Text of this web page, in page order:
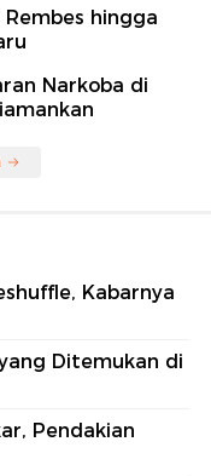
hingga
Narkoba di
Kabarnya
Ditemukan di
Pendakian